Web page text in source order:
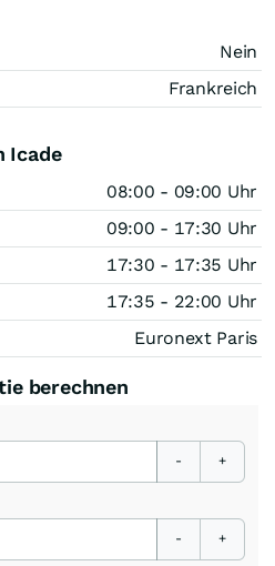
Nein
Frankreich
Icade
08:00 - 09:00 Uhr
09:00 - 17:30 Uhr
17:30 - 17:35 Uhr
17:35 - 22:00 Uhr
Euronext Paris
berechnen
- +
- +